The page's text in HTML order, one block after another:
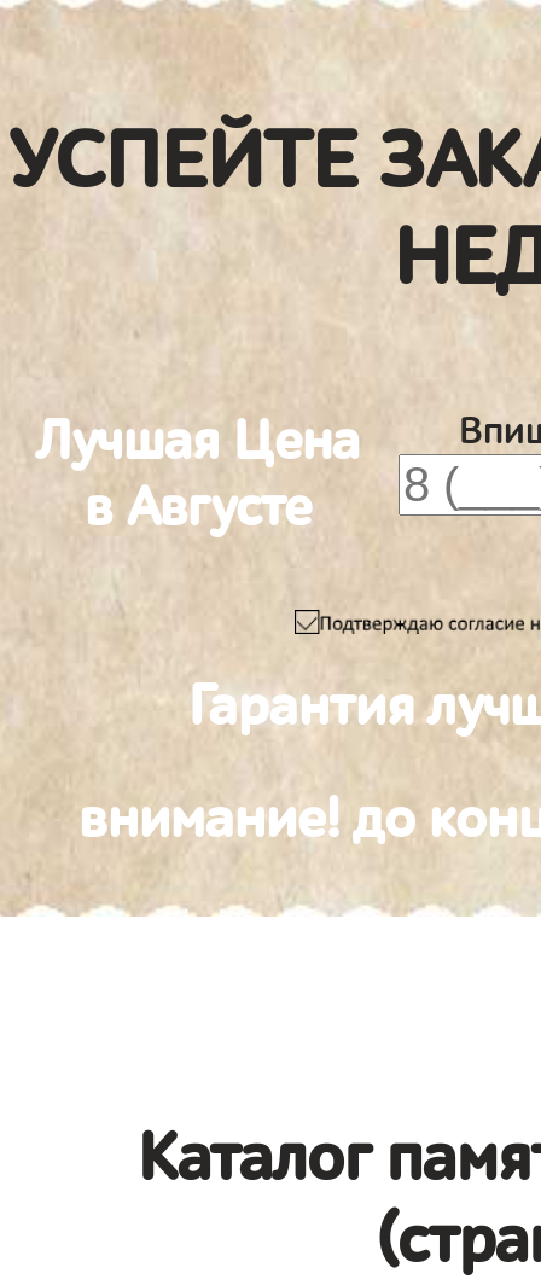
УСПЕЙТЕ
Лучшая Цена
в Августе
Гарантия
внимание! до
Каталог